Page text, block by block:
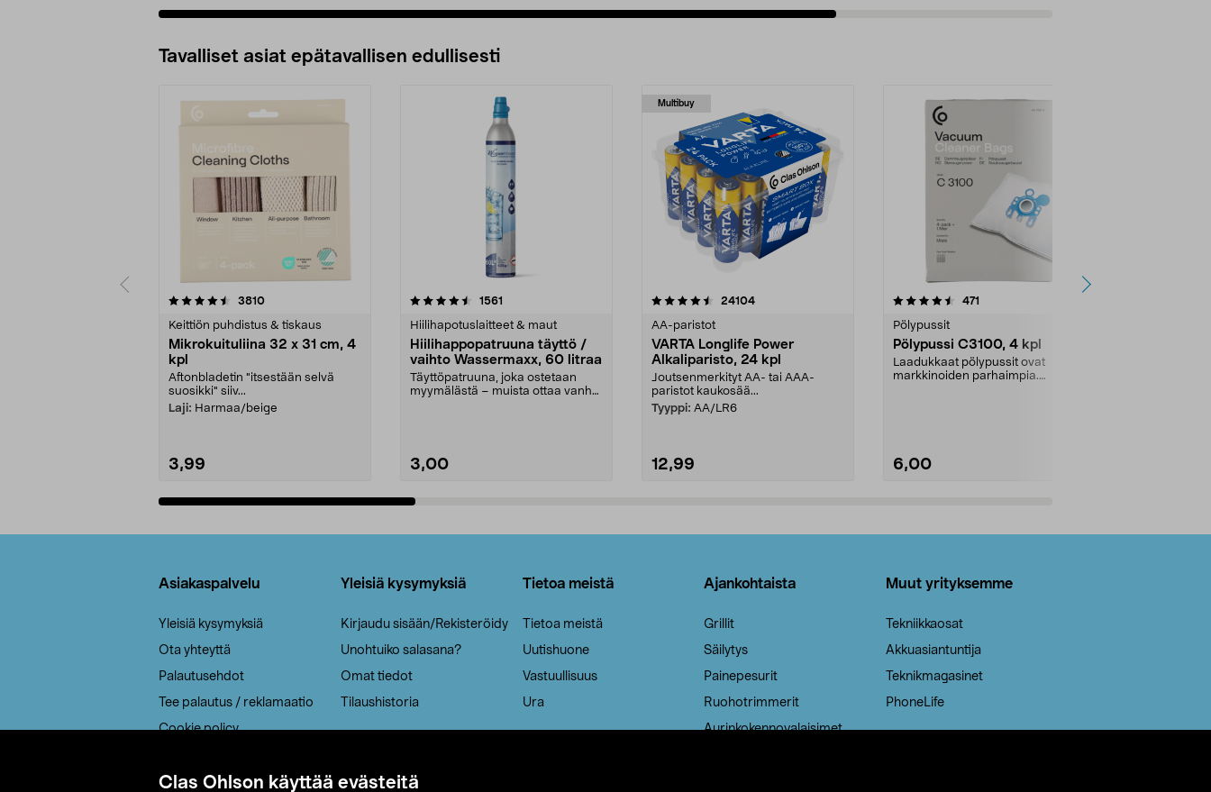
Clas Ohlson käyttää evästeitä
Tavalliset asiat epätavallisen edullisesti
3810arvostelut
Keittiön puhdistus & tiskaus
Mikrokuituliina 32 x 31 cm, 4
kpl
Aftonbladetin "itsestään selvä
suosikki" siiv...
Laji: Harmaa/beige
3,99
4.5viidestä
1561
Hiilihapotuslaitteet & maut
Hiilihappopatruuna täyttö /
vaihto Wassermaxx, 60 litraa
Täyttöpatruuna, joka ostetaan
myymälästä – muista ottaa vanha
3,00
Multibuy
4.5viidestä
24104arvostelut
AA-paristot
VARTA Longlife Power
Alkaliparisto, 24 kpl
Joutsenmerkityt AA- tai AAA-
paristot kaukosää...
Tyyppi: AA/LR6
12,99
4.5viidestä
471
Pölypussit
Pölypussi C3100, 4 kpl
Laadukkaat pölypussit ovat
markkinoiden parhaimpia.
6,00
4.5viidestä
Asiakaspalvelu
Yleisiä kysymyksiä
Ota yhteyttä
Palautusehdot
Tee palautus / reklamaatio
Cookie policy
Saavutettavuus
Yleisiä kysymyksiä
Kirjaudu sisään/Rekisteröidy
Unohtuiko salasana?
Omat tiedot
Tilaushistoria
Tietoa meistä
Tietoa meistä
Uutishuone
Vastuullisuus
Ura
Ajankohtaista
Grillit
Säilytys
Painepesurit
Ruohotrimmerit
Aurinkokennovalaisimet
Muut yrityksemme
Tekniikkaosat
Akkuasiantuntija
Teknikmagasinet
PhoneLife